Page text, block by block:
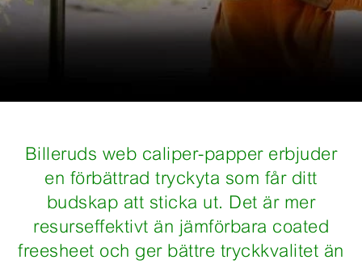
Billeruds web caliper-papper erbjuder
en förbättrad tryckyta som får ditt
budskap att sticka ut. Det är mer
resurseffektivt än jämförbara coated
freesheet och ger bättre tryckkvalitet än